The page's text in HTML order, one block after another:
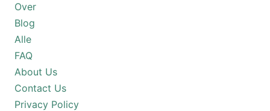
Over
Blog
Alle
FAQ
About Us
Contact Us
Privacy Policy